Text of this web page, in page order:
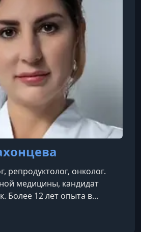
репродуктолог, онколог.
медицины, кандидат
Более 12 лет опыта в
здоровья.